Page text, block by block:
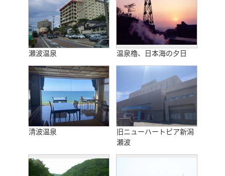
瀬波温泉 温泉櫓、日本海の夕日
清波温泉
旧ニューハートピア新潟
瀬波